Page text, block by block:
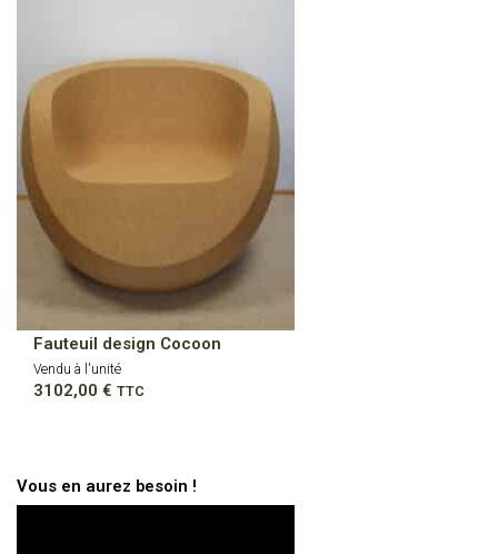
Fauteuil design Cocoon
Vendu à l'unité
3102,00 € TTC
Vous en aurez besoin !